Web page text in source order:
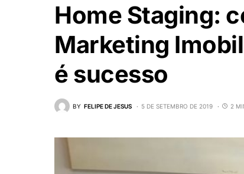
Home Staging:
Marketing
é sucesso
BY FELIPE DE JESUS 5 DE SETEMBRO DE 2019 2